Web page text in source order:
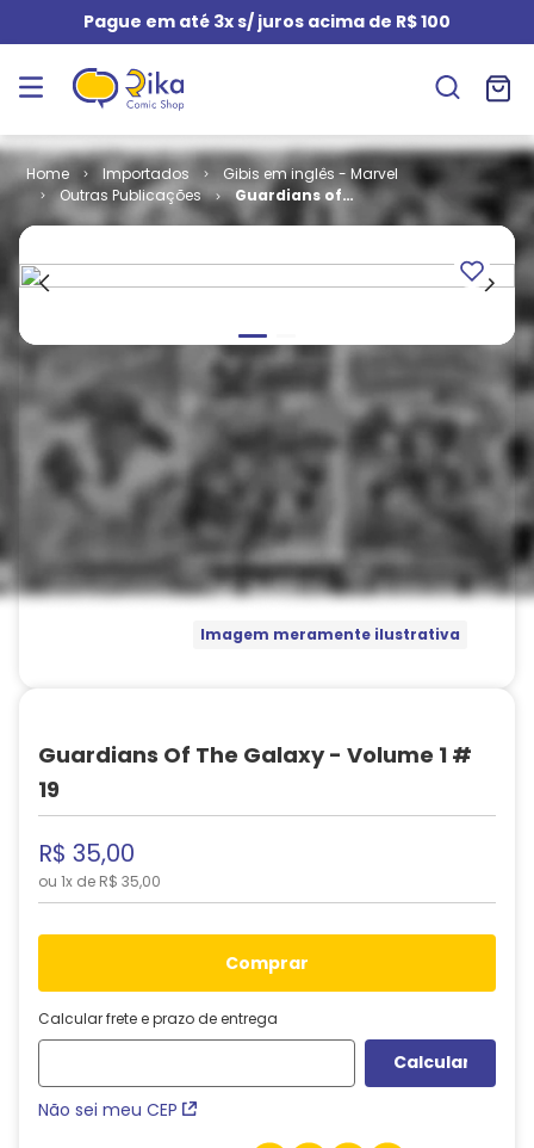
Pague em até 3x s/ juros acima de R$ 100
Importados
Gibis em inglês - Marvel
Outras Publicações
Guardians of
the Galaxy -
Imagem meramente ilustrativa
Guardians Of The Galaxy - Volume 1 #
19
R$ 35,00
ou 1x de R$ 35,00
comprar
Calcular frete e prazo de entrega
Não sei meu CEP